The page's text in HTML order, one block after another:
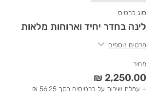
סוג כרטיס
לינה בחדר יחיד וארוחות מלאות
פרטים נוספים
מחיר
+ עמלת שירות על כרטיסים בסך ‏56.25 ‏₪